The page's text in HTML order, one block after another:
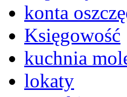
konta
Księgowość
kuchnia
lokaty